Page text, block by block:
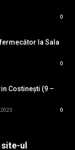
0
la Sala
0
Costinești (9 –
0
site-ul